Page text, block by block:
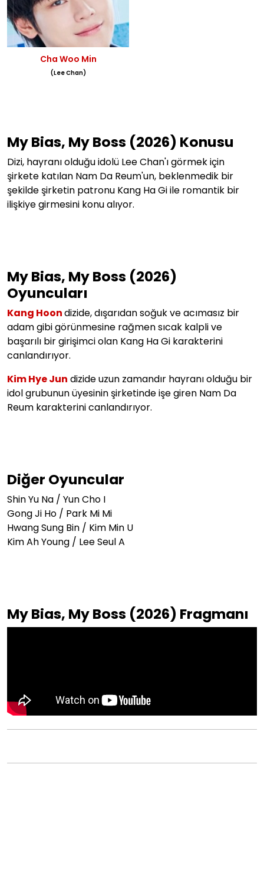
Cha Woo Min
(Lee Chan)
My Bias, My Boss (2026) Konusu
Dizi, hayranı olduğu idolü Lee Chan'ı görmek için
şirkete katılan Nam Da Reum'un, beklenmedik bir
şekilde şirketin patronu Kang Ha Gi ile romantik bir
ilişkiye girmesini konu alıyor.
My Bias, My Boss (2026)
Oyuncuları
Kang Hoondizide, dışarıdan soğuk ve acımasız bir
adam gibi görünmesine rağmensıcak kalpli ve
başarılı bir girişimci olan Kang Ha Gi karakterini
canlandırıyor.
Kim Hye Jun dizide uzun zamandır hayranı olduğu bir
idol grubunun üyesinin şirketinde işe giren Nam Da
Reum karakterini canlandırıyor.
Diğer Oyuncular
Shin Yu Na / Yun Cho I
Gong Ji Ho / Park Mi Mi
Hwang Sung Bin / Kim Min U
Kim Ah Young / Lee Seul A
My Bias, My Boss (2026) Fragmanı